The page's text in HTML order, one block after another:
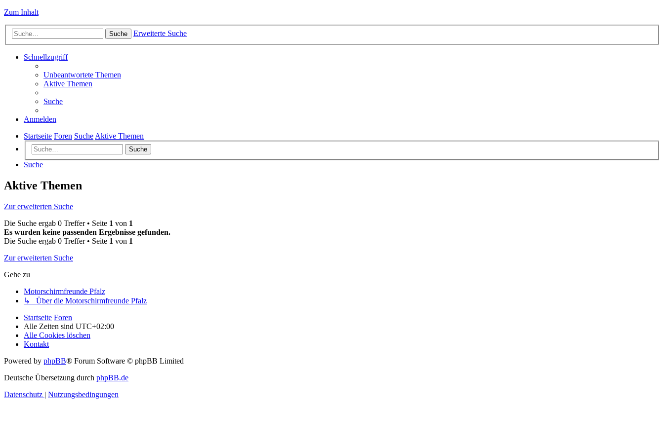
Zum Inhalt
Suche Erweiterte Suche
Schnellzugriff
Unbeantwortete Themen
Aktive Themen
Suche
Anmelden
Startseite Foren Suche Aktive Themen
Suche
Suche
Aktive Themen
Zur erweiterten Suche
Die Suche ergab 0 Treffer • Seite 1 von 1
Es wurden keine passenden Ergebnisse gefunden.
Die Suche ergab 0 Treffer • Seite 1 von 1
Zur erweiterten Suche
Gehe zu
Motorschirmfreunde Pfalz
↳ Über die Motorschirmfreunde Pfalz
Startseite Foren
Alle Zeiten sind UTC+02:00
Alle Cookies löschen
Kontakt
Powered by phpBB® Forum Software © phpBB Limited
Deutsche Übersetzung durch phpBB.de
Datenschutz | Nutzungsbedingungen